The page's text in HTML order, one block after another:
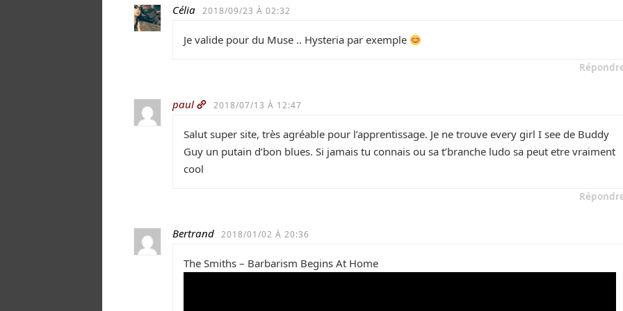
Célia 2018/09/23 À 02:32
Je valide pour du Muse .. Hysteria par exemple
paul 2018/07/13 À 12:47
Salut super site, très agréable pour l’apprentissage. Je ne trouve every girl I see de Buddy
Guy un putain d’bon blues. Si jamais tu connais ou sa t’branche ludo sa peut etre vraiment
cool
Bertrand 2018/01/02 À 20:36
The Smiths – Barbarism Begins At Home